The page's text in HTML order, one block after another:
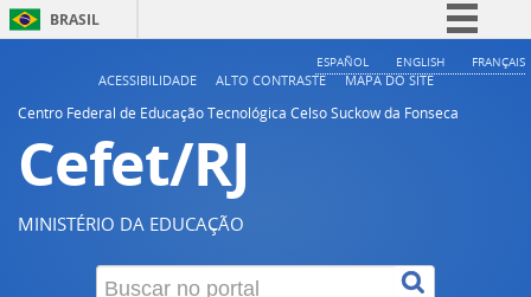
BRASIL
Simplifique!
ESPAÑOL ENGLISH FRANÇAIS
ACESSIBILIDADE ALTO CONTRASTE
MAPA DO SITE
Centro Federal de Educação Tecnológica Celso Suckow da Fonseca
Cefet/RJ
MINISTÉRIO DA EDUCAÇÃO